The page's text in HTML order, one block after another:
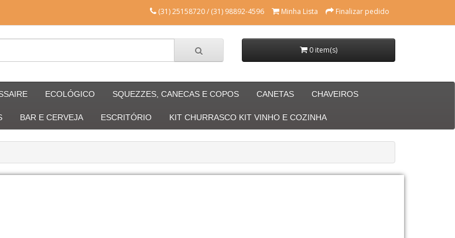
(31) 25158720 / (31) 98892-4596 Minha Lista Finalizar pedido
0 item(s)
ECOLÓGICO SQUEZZES, CANECAS E COPOS CANETAS CHAVEIROS
BAR E CERVEJA ESCRITÓRIO KIT CHURRASCO KIT VINHO E COZINHA